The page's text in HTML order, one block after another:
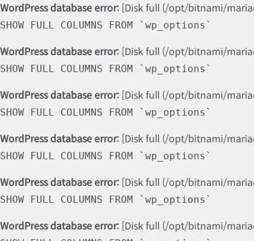
WordPress database error: [Disk full (/opt/bitnami/
SHOW FULL COLUMNS FROM `wp_options`
WordPress database error: [Disk full (/opt/bitnami/
SHOW FULL COLUMNS FROM `wp_options`
WordPress database error: [Disk full (/opt/bitnami/
SHOW FULL COLUMNS FROM `wp_options`
WordPress database error: [Disk full (/opt/bitnami/
SHOW FULL COLUMNS FROM `wp_options`
WordPress database error: [Disk full (/opt/bitnami/
SHOW FULL COLUMNS FROM `wp_options`
WordPress database error: [Disk full (/opt/bitnami/